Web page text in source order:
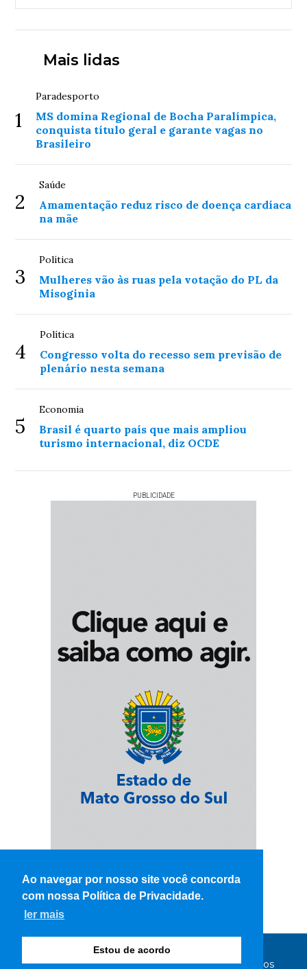
Ao navegar por nosso site você concorda
com nossa Política de Privacidade.
ler mais
Estou de acordo
Mais lidas
1
Paradesporto
MS domina Regional de Bocha Paralímpica,
conquista título geral e garante vagas no
Brasileiro
2
Saúde
Amamentação reduz risco de doença cardíaca
na mãe
3
Política
Mulheres vão às ruas pela votação do PL da
Misoginia
4
Política
Congresso volta do recesso sem previsão de
plenário nesta semana
5
Economia
Brasil é quarto país que mais ampliou
turismo internacional, diz OCDE
PUBLICIDADE
© Copyright 2026 - WK Notícias - Todos os direitos